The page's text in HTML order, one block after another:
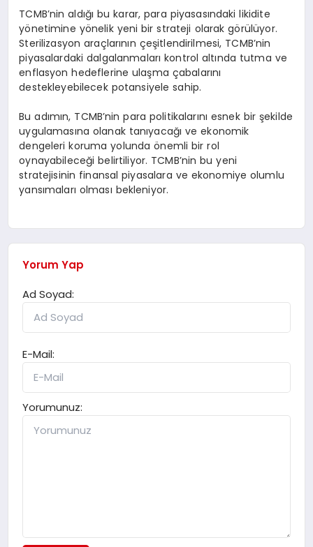
TCMB’nin aldığı bu karar, para piyasasındaki likidite
yönetimine yönelik yeni bir strateji olarak görülüyor.
Sterilizasyon araçlarının çeşitlendirilmesi, TCMB’nin
piyasalardaki dalgalanmaları kontrol altında tutma ve
enflasyon hedeflerine ulaşma çabalarını
destekleyebilecek potansiyele sahip.
Bu adımın, TCMB’nin para politikalarını esnek bir şekilde
uygulamasına olanak tanıyacağı ve ekonomik
dengeleri koruma yolunda önemli bir rol
oynayabileceği belirtiliyor. TCMB’nin bu yeni
stratejisinin finansal piyasalara ve ekonomiye olumlu
yansımaları olması bekleniyor.
Yorum Yap
Ad Soyad:
E-Mail:
Yorumunuz: